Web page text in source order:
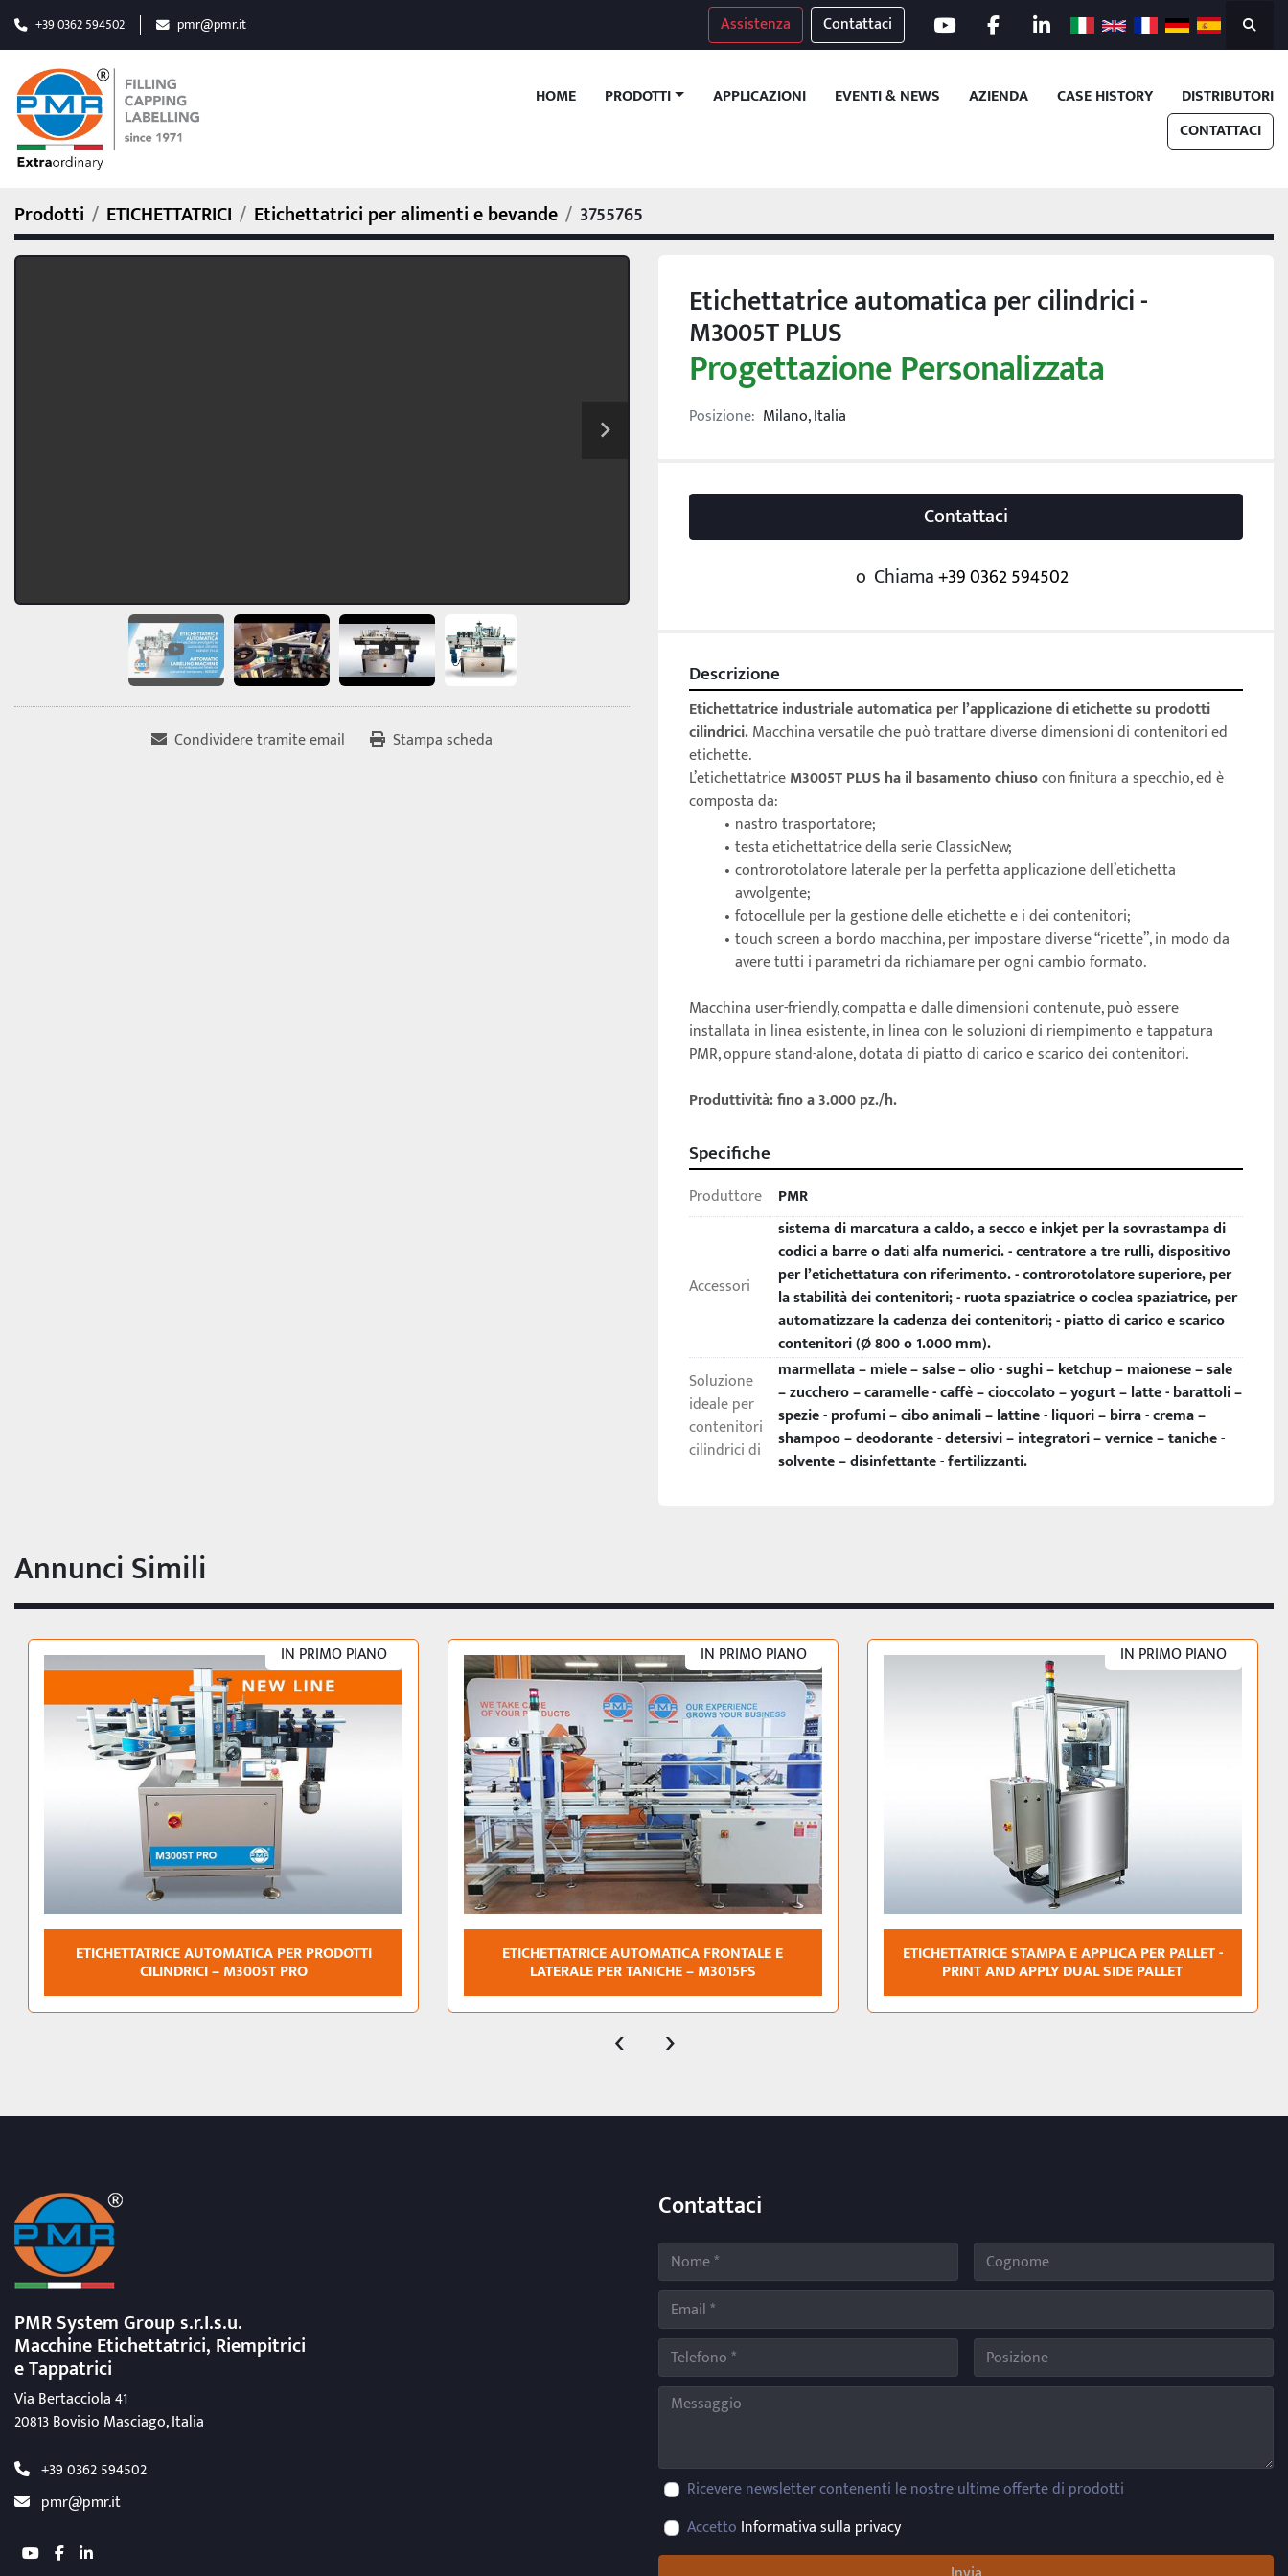
+39 0362 594502 pmr@pmr.it Assistenza Contattaci youtubefacebooklinkedin Cerca
HOME PRODOTTI EVENTI & NEWS
APPLICAZIONI AZIENDA CASE HISTORY
DISTRIBUTORI
CONTATTACI
Prodotti ETICHETTATRICI Etichettatrici per alimenti e bevande 3755765
Condividere tramite email Stampa scheda
Etichettatrice automatica per cilindrici -
M3005T PLUS
Progettazione Personalizzata
Posizione: Milano, Italia
Contattaci
o Chiama+39 0362 594502
Descrizione
Etichettatrice industriale automatica per l’applicazione di etichette su prodotti
cilindrici. Macchina versatile che può trattare diverse dimensioni di contenitori ed
etichette.
L’etichettatrice M3005T PLUS ha il basamento chiuso con finitura a specchio, ed è
composta da:
nastro trasportatore;
testa etichettatrice della serie ClassicNew;
controrotolatore laterale per la perfetta applicazione dell’etichetta
avvolgente;
fotocellule per la gestione delle etichette e i dei contenitori;
touch screen a bordo macchina, per impostare diverse “ricette”, in modo da
avere tutti i parametri da richiamare per ogni cambio formato.
Macchina user-friendly, compatta e dalle dimensioni contenute, può essere
installata in linea esistente, in linea con le soluzioni di riempimento e tappatura
PMR, oppure stand-alone, dotata di piatto di carico e scarico dei contenitori.
Produttività: fino a 3.000 pz./h.
Specifiche
Produttore PMR
Accessori
sistema di marcatura a caldo, a secco e inkjet per la sovrastampa di
codici a barre o dati alfa numerici. - centratore a tre rulli, dispositivo
per l’etichettatura con riferimento. - controrotolatore superiore, per
la stabilità dei contenitori; - ruota spaziatrice o coclea spaziatrice, per
automatizzare la cadenza dei contenitori; - piatto di carico e scarico
contenitori (Ø 800 o 1.000 mm).
Soluzione
ideale per
contenitori
cilindrici di
marmellata – miele – salse – olio - sughi – ketchup – maionese – sale
– zucchero – caramelle - caffè – cioccolato – yogurt – latte - barattoli –
spezie - profumi – cibo animali – lattine - liquori – birra - crema –
shampoo – deodorante - detersivi – integratori – vernice – taniche -
solvente – disinfettante - fertilizzanti.
Annunci Simili
IN PRIMO PIANO
ETICHETTATRICE AUTOMATICA FRONTALE E
LATERALE PER TANICHE – M3015FS
IN PRIMO PIANO
ETICHETTATRICE STAMPA E APPLICA PER PALLET -
PRINT AND APPLY DUAL SIDE PALLET
ETICHETTATRICE AUTOMATICA ROBOTIZZATA PER
DUE ETICHETTE SUPERIORI - M3010R
‹ ›
PMR System Group s.r.I.s.u.
Macchine Etichettatrici, Riempitrici
e Tappatrici
Via Bertacciola 41
20813 Bovisio Masciago, Italia
+39 0362 594502
pmr@pmr.it
youtubefacebooklinkedin
Contattaci
Ricevere newsletter contenenti le nostre ultime offerte di prodotti
Accetto Informativa sulla privacy